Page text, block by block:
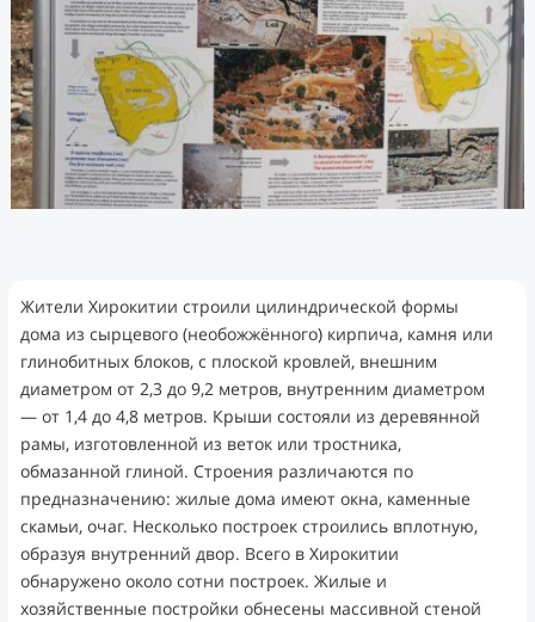
Жители Хирокитии строили цилиндрической формы
дома из сырцевого (необожжённого) кирпича, камня или
глинобитных блоков, с плоской кровлей, внешним
диаметром от 2,3 до 9,2 метров, внутренним диаметром
— от 1,4 до 4,8 метров. Крыши состояли из деревянной
рамы, изготовленной из веток или тростника,
обмазанной глиной. Строения различаются по
предназначению: жилые дома имеют окна, каменные
скамьи, очаг. Несколько построек строились вплотную,
образуя внутренний двор. Всего в Хирокитии
обнаружено около сотни построек. Жилые и
хозяйственные постройки обнесены массивной стеной